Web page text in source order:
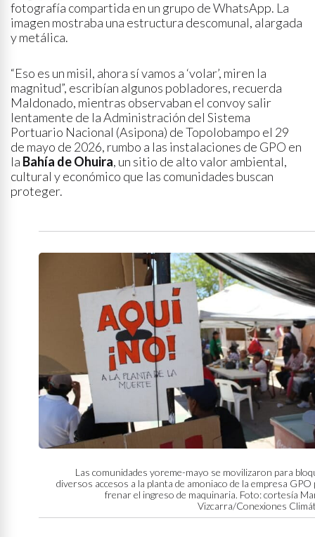
fotografía compartida en un grupo de WhatsApp. La
imagen mostraba una estructura descomunal, alargada
y metálica.
“Eso es un misil, ahora sí vamos a ‘volar’, miren la
magnitud”, escribían algunos pobladores, recuerda
Maldonado, mientras observaban el convoy salir
lentamente de la Administración del Sistema
Portuario Nacional (Asipona) de Topolobampo el 29
de mayo de 2026, rumbo a las instalaciones de GPO en
la Bahía de Ohuira, un sitio de alto valor ambiental,
cultural y económico que las comunidades buscan
proteger.
Las comunidades yoreme-mayo se movilizaron para
diversos accesos a la planta de amoniaco de la empresa GPO
frenar el ingreso de maquinaria. Foto: cortesía
Vizcarra/Conexiones